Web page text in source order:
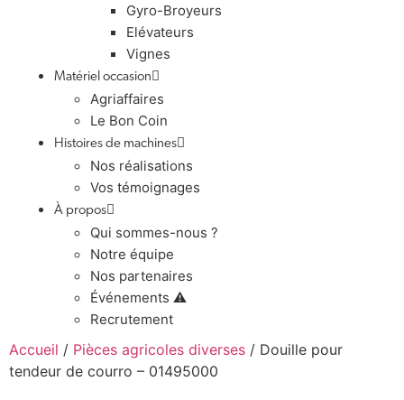
Gyro-Broyeurs
Elévateurs
Vignes
Matériel occasion
Agriaffaires
Le Bon Coin
Histoires de machines
Nos réalisations
Vos témoignages
À propos
Qui sommes-nous ?
Notre équipe
Nos partenaires
Événements ⚠️
Recrutement
Accueil / Pièces agricoles diverses / Douille pour
tendeur de courro – 01495000